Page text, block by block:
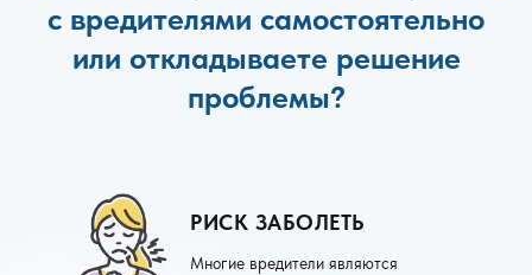
с вредителями самостоятельно
или откладываете решение
проблемы?
РИСК ЗАБОЛЕТЬ
Многие вредители являются